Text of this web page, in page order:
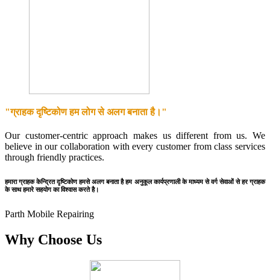
"ग्राहक दृष्टिकोण हम लोग से अलग बनाता है।"
Our customer-centric approach makes us different from us. We
believe in our collaboration with every customer from class services
through friendly practices.
हमारा ग्राहक केन्द्रित दृष्टिकोण हमसे अलग बनाता है हम अनुकूल कार्यप्रणाली के माध्यम से वर्ग सेवाओं से हर ग्राहक
के साथ हमारे सहयोग का विश्वास करते है।
Parth Mobile Repairing
Why Choose Us